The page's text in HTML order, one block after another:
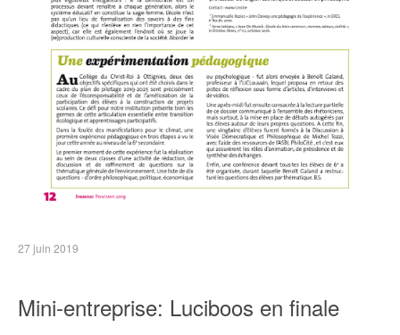
27 juin 2019
Mini-entreprise: Luciboos en finale